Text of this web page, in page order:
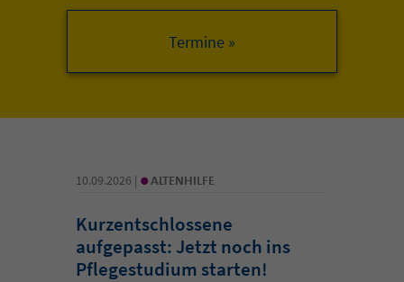
10.09.2026 | • ALTENHILFE
Kurzentschlossene
aufgepasst: Jetzt noch ins
Pflegestudium starten!